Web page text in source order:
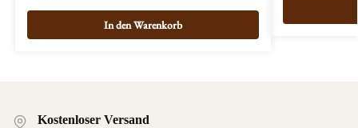
In den Warenkorb
Kostenloser Versand